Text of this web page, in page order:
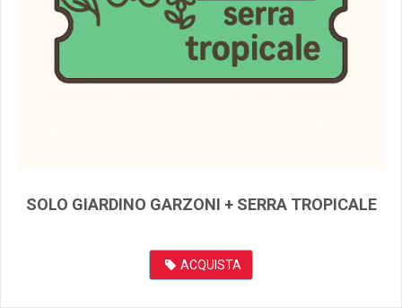
SOLO GIARDINO GARZONI + SERRA TROPICALE
ACQUISTA